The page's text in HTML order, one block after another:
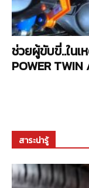
ช่วยผู้ขับขี่..ใน
POWER TWIN
สาระน่ารู้